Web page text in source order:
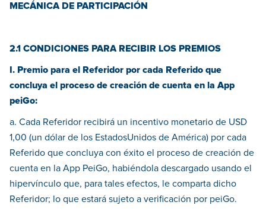
MECÁNICA DE PARTICIPACIÓN
2.1 CONDICIONES PARA RECIBIR LOS PREMIOS
I. Premio para el Referidor por cada Referido que
concluya el proceso de creación de cuenta en la App
peiGo:
a. Cada Referidor recibirá un incentivo monetario de USD
1,00 (un dólar de los EstadosUnidos de América) por cada
Referido que concluya con éxito el proceso de creación de
cuenta en la App PeiGo, habiéndola descargado usando el
hipervínculo que, para tales efectos, le comparta dicho
Referidor; lo que estará sujeto a verificación por peiGo.